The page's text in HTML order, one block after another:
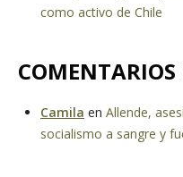
como activo de Chile
COMENTARIOS
Camila en Allende,
socialismo a sangre y